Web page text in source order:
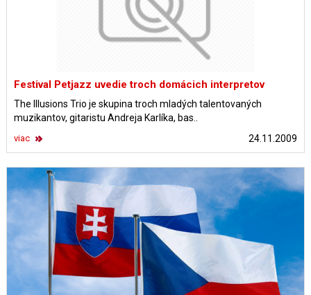
Festival Petjazz uvedie troch domácich interpretov
The Illusions Trio je skupina troch mladých talentovaných
muzikantov, gitaristu Andreja Karlíka, bas..
24.11.2009
viac